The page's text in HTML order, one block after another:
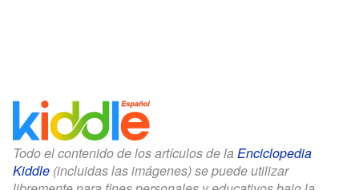
Todo el contenido de los artículos de la Enciclopedia
Kiddle (incluidas las imágenes) se puede utilizar